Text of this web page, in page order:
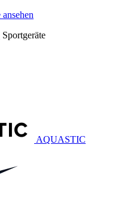
Sportgeräte
AQUASTIC